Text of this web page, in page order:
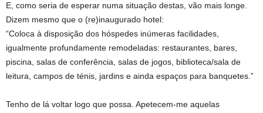
E, como seria de esperar numa situação destas, vão mais longe.
Dizem mesmo que o (re)inaugurado hotel:
“Coloca à disposição dos hóspedes inúmeras facilidades,
igualmente profundamente remodeladas: restaurantes, bares,
piscina, salas de conferência, salas de jogos, biblioteca/sala de
leitura, campos de ténis, jardins e ainda espaços para banquetes.”
Tenho de lá voltar logo que possa. Apetecem-me aquelas